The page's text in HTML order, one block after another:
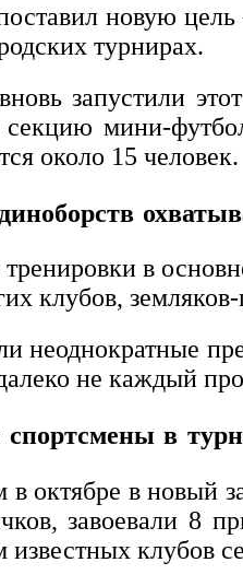
новую
турнирах.
запустили
секцию мини-
около 15 человек.
в
клубов,
неоднократные
не каждый
в
в октябре в новый
завоевали 8
известных клубов